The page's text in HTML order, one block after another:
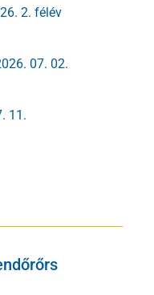
2. félév
07. 02.
11.